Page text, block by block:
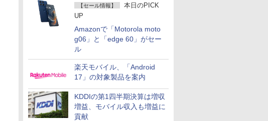
【セール情報】
本日のPICK
UP
Amazonで「Motorola moto
g06」と「edge 60」がセー
ル
楽天モバイル、「Android
17」の対象製品を案内
KDDIの第1四半期決算は増収
増益、モバイル収入も増益に
貢献